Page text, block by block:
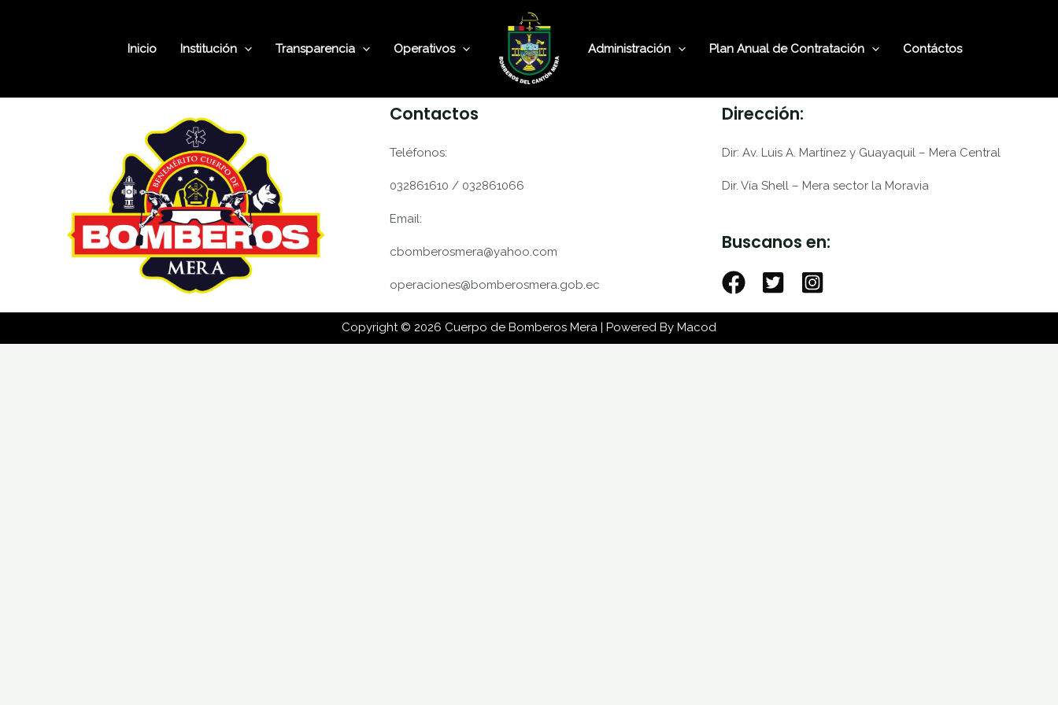
Inicio Institución Transparencia Operativos Administración Plan Anual de Contratación Contáctos
Contactos
Teléfonos:
032861610 / 032861066
Email:
cbomberosmera@yahoo.com
operaciones@bomberosmera.gob.ec
Dirección:
Dir: Av. Luis A. Martínez y Guayaquil – Mera Central
Dir. Vía Shell – Mera sector la Moravia
Buscanos en:
Copyright © 2026 Cuerpo de Bomberos Mera | Powered By Macod